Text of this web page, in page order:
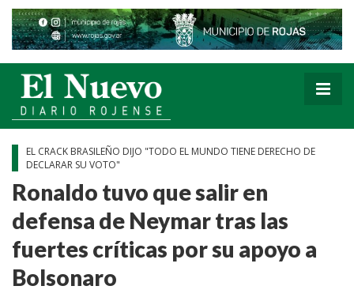
EL CRACK BRASILEÑO DIJO "TODO EL MUNDO TIENE DERECHO DE
DECLARAR SU VOTO"
Ronaldo tuvo que salir en
defensa de Neymar tras las
fuertes críticas por su apoyo a
Bolsonaro